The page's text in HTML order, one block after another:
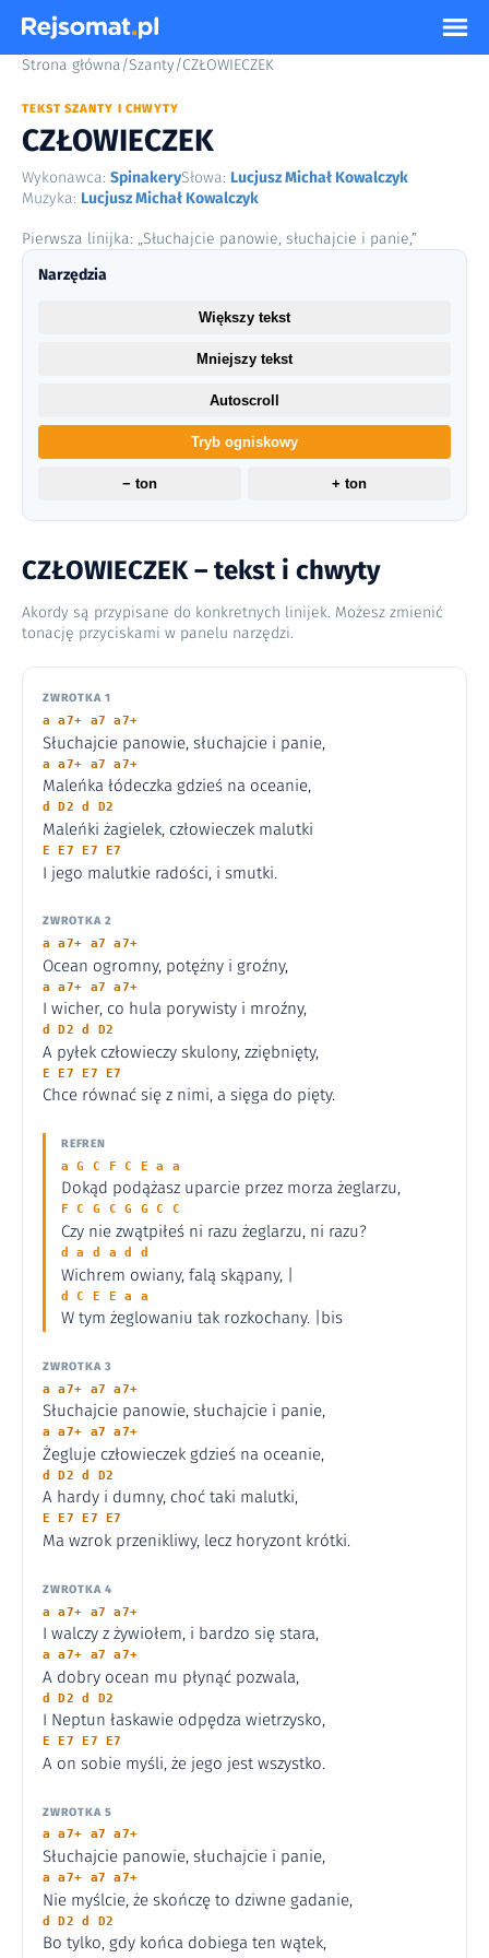
Strona główna/Szanty/CZŁOWIECZEK
TEKST SZANTY I CHWYTY
CZŁOWIECZEK
Wykonawca: SpinakerySłowa: Lucjusz Michał Kowalczyk
Muzyka: Lucjusz Michał Kowalczyk
Pierwsza linijka: „Słuchajcie panowie, słuchajcie i panie,”
CZŁOWIECZEK – tekst i chwyty
Akordy są przypisane do konkretnych linijek. Możesz zmienić
tonację przyciskami w panelu narzędzi.
ZWROTKA 1
a a7+ a7 a7+
Słuchajcie panowie, słuchajcie i panie,
a a7+ a7 a7+
Maleńka łódeczka gdzieś na oceanie,
d D2 d D2
Maleńki żagielek, człowieczek malutki
E E7 E7 E7
I jego malutkie radości, i smutki.
ZWROTKA 2
a a7+ a7 a7+
Ocean ogromny, potężny i groźny,
a a7+ a7 a7+
I wicher, co hula porywisty i mroźny,
d D2 d D2
A pyłek człowieczy skulony, zziębnięty,
E E7 E7 E7
Chce równać się z nimi, a sięga do pięty.
REFREN
a G C F C E a a
Dokąd podążasz uparcie przez morza żeglarzu,
F C G C G G C C
Czy nie zwątpiłeś ni razu żeglarzu, ni razu?
d a d a d d
Wichrem owiany, falą skąpany, |
d C E E a a
W tym żeglowaniu tak rozkochany. |bis
ZWROTKA 3
a a7+ a7 a7+
Słuchajcie panowie, słuchajcie i panie,
a a7+ a7 a7+
Żegluje człowieczek gdzieś na oceanie,
d D2 d D2
A hardy i dumny, choć taki malutki,
E E7 E7 E7
Ma wzrok przenikliwy, lecz horyzont krótki.
ZWROTKA 4
a a7+ a7 a7+
I walczy z żywiołem, i bardzo się stara,
a a7+ a7 a7+
A dobry ocean mu płynąć pozwala,
d D2 d D2
I Neptun łaskawie odpędza wietrzysko,
E E7 E7 E7
A on sobie myśli, że jego jest wszystko.
ZWROTKA 5
a a7+ a7 a7+
Słuchajcie panowie, słuchajcie i panie,
a a7+ a7 a7+
Nie myślcie, że skończę to dziwne gadanie,
d D2 d D2
Bo tylko, gdy końca dobiega ten wątek,
Narzędzia
Większy tekst
Mniejszy tekst
Autoscroll
Tryb ogniskowy
− ton + ton